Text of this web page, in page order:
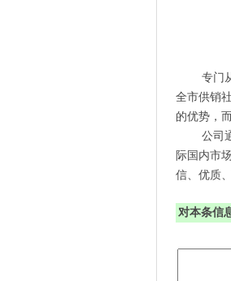
专门从
全市供销
的优势，
公司通
际国内市
信、优质
对本条信